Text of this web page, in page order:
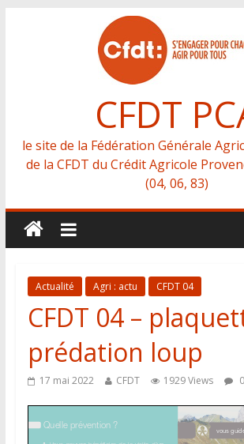
CFDT
le site de la Fédération Générale
de la CFDT du Crédit Agricole
(04, 06, 83)
Actualité Agri : actu CFDT 04
CFDT 04 –
prédation loup
17 mai 2022 CFDT 1929 Views